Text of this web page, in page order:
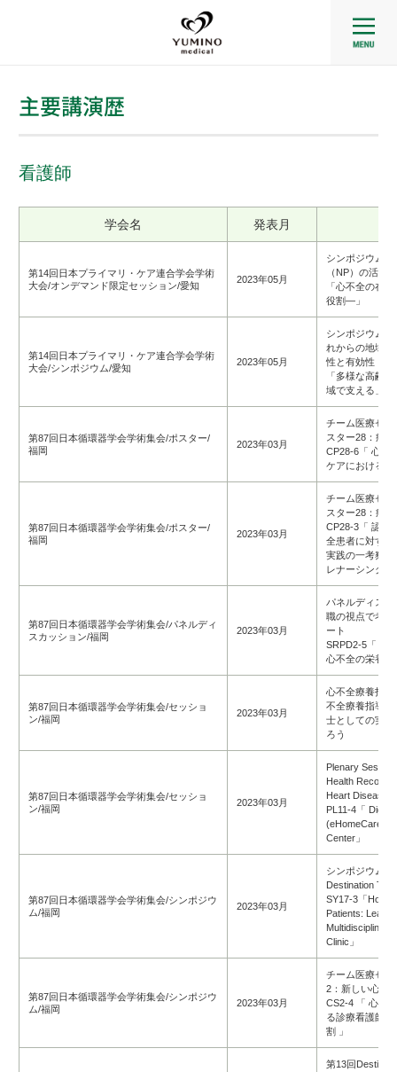
主要講演歴
看護師
学会名 発表月
第14回日本プライマリ・ケア連合学会学術
大会/オンデマンド限定セッション/愛知
2023年05月
シンポジウム
（ NP）の活躍
「心不全の在
役割―」
第14回日本プライマリ・ケア連合学会学術
大会/シンポジウム/愛知
2023年05月
シンポジウム
れからの地域
性と有効性
「多様な高齢
域で支える」
第87回日本循環器学会学術集会/ポスター/
福岡
2023年03月
チーム医療セ
スター28：症
CP28-6「 心不
ケアにおける
第87回日本循環器学会学術集会/ポスター/
福岡
2023年03月
チーム医療セ
スター28：症
CP28-3「 認知
全患者に対す
実践の一考察
レナーシング
第87回日本循環器学会学術集会/パネルディ
スカッション/福岡
2023年03月
パネルディス
職の視点で考
ート
SRPD2-5「 看
心不全の栄養サ
第87回日本循環器学会学術集会/セッショ
ン/福岡
2023年03月
心不全療養指
不全療養指導
士としての実
ろう
第87回日本循環器学会学術集会/セッショ
ン/福岡
2023年03月
Plenary
Health Records
Heart Disease
PL11-4「
(eHomeCare)
Center」
第87回日本循環器学会学術集会/シンポジウ
ム/福岡
2023年03月
シンポジウム
Destination
SY17-3「Home
Patients:
Multidisciplinary
Clinic」
第87回日本循環器学会学術集会/シンポジウ
ム/福岡
2023年03月
チーム医療セ
2：新しい心不
CS2-4 「 心不
る診療看護師
割 」
第13回